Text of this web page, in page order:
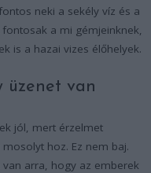
neki a sekély víz és a
a mi gémjeinknek,
is a hazai vizes élőhelyek.
üzenet van
jól, mert érzelmet
hoz. Ez nem baj.
arra, hogy az emberek